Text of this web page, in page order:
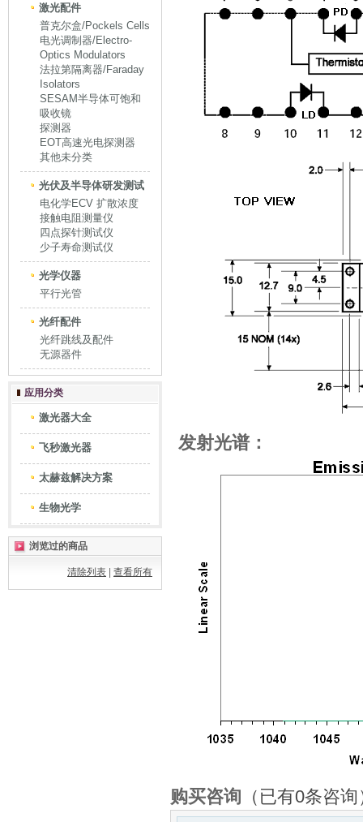
激光配件
普克尔盒/Pockels Cells
电光调制器/Electro-
Optics Modulators
法拉第隔离器/Faraday
Isolators
SESAM半导体可饱和
吸收镜
探测器
EOT高速光电探测器
其他未分类
光伏及半导体研发测试
电化学ECV 扩散浓度
接触电阻测量仪
四点探针测试仪
少子寿命测试仪
光学仪器
平行光管
光纤配件
光纤跳线及配件
无源器件
应用分类
激光器大全
飞秒激光器
太赫兹解决方案
生物光学
浏览过的商品
清除列表 查看所有
发射光谱：
购买咨询 （已有0条咨